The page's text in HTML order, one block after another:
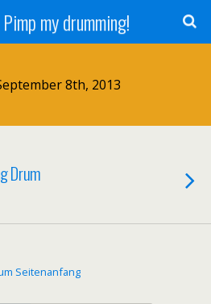
my drumming!
8th, 2013
Drum
Seitenanfang